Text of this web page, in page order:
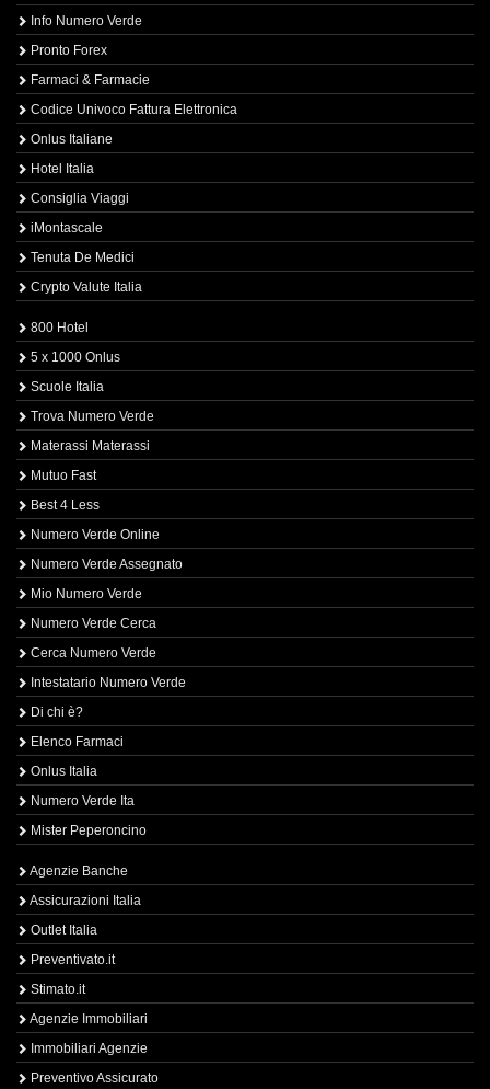
Info Numero Verde
Pronto Forex
Farmaci & Farmacie
Codice Univoco Fattura Elettronica
Onlus Italiane
Hotel Italia
Consiglia Viaggi
iMontascale
Tenuta De Medici
Crypto Valute Italia
800 Hotel
5 x 1000 Onlus
Scuole Italia
Trova Numero Verde
Materassi Materassi
Mutuo Fast
Best 4 Less
Numero Verde Online
Numero Verde Assegnato
Mio Numero Verde
Numero Verde Cerca
Cerca Numero Verde
Intestatario Numero Verde
Di chi è?
Elenco Farmaci
Onlus Italia
Numero Verde Ita
Mister Peperoncino
Agenzie Banche
Assicurazioni Italia
Outlet Italia
Preventivato.it
Stimato.it
Agenzie Immobiliari
Immobiliari Agenzie
Preventivo Assicurato